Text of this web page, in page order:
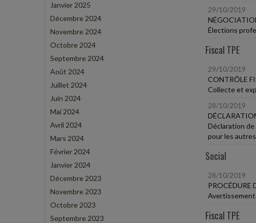
Janvier 2025
Décembre 2024
Novembre 2024
Octobre 2024
Septembre 2024
Août 2024
Juillet 2024
Juin 2024
Mai 2024
Avril 2024
Mars 2024
Février 2024
Janvier 2024
Décembre 2023
Novembre 2023
Octobre 2023
Septembre 2023
29/10/2019
Élections
Fiscal TPE
29/10/2019
CONTRÔLE
Collecte et
28/10/2019
Déclaration
pour les
Social
28/10/2019
PROCÉDURE
Fiscal TPE